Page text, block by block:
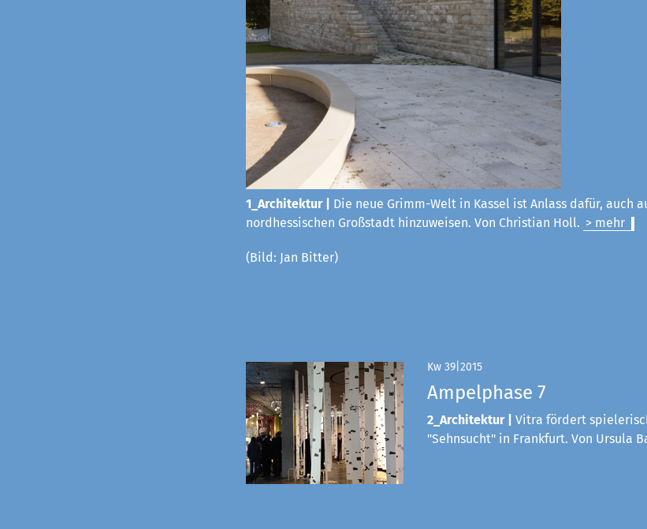
1_Architektur |
Die neue Grimm-Welt in Kassel ist Anlass dafür, auch
nordhessischen Großstadt hinzuweisen. Von Christian Holl. > mehr
(Bild: Jan Bitter)
Kw 39|2015
Ampelphase 7
2_Architektur |
Vitra fördert
"Sehnsucht" in Frankfurt. Von Ursula